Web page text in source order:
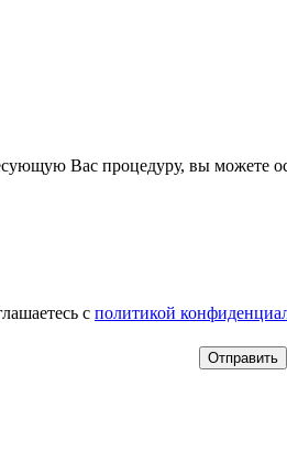
Вас процедуру, вы можете
c политикой